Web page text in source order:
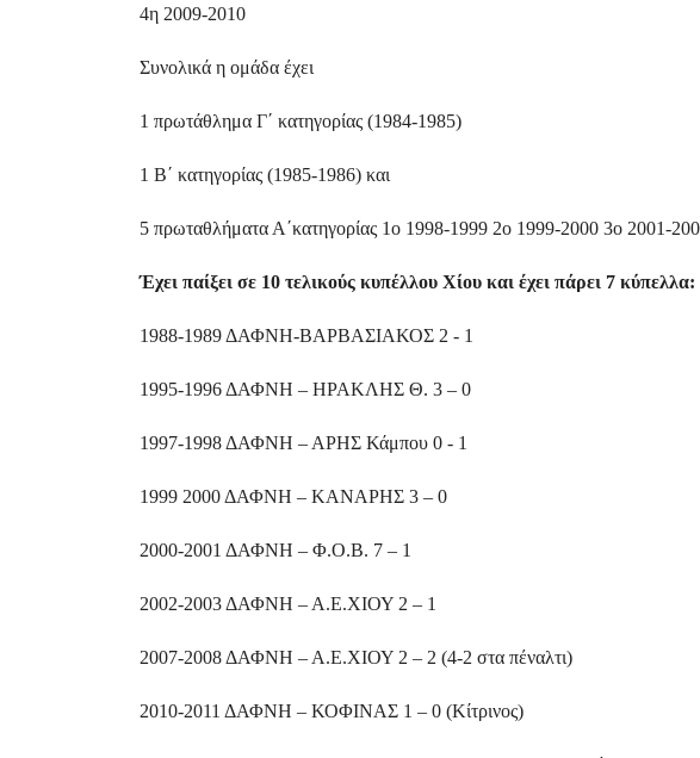
4η 2009-2010
Συνολικά η ομάδα έχει
1 πρωτάθλημα Γ΄ κατηγορίας (1984-1985)
1 Β΄ κατηγορίας (1985-1986) και
5 πρωταθλήματα Α΄κατηγορίας 1ο 1998-1999 2ο 1999-2000 3ο 2001-
Έχει παίξει σε 10 τελικούς κυπέλλου Χίου και έχει πάρει 7 κύπελλα:
1988-1989 ΔΑΦΝΗ-ΒΑΡΒΑΣΙΑΚΟΣ 2 - 1
1995-1996 ΔΑΦΝΗ – ΗΡΑΚΛΗΣ Θ. 3 – 0
1997-1998 ΔΑΦΝΗ – ΑΡΗΣ Κάμπου 0 - 1
1999 2000 ΔΑΦΝΗ – ΚΑΝΑΡΗΣ 3 – 0
2000-2001 ΔΑΦΝΗ – Φ.Ο.Β. 7 – 1
2002-2003 ΔΑΦΝΗ – Α.Ε.ΧΙΟΥ 2 – 1
2007-2008 ΔΑΦΝΗ – Α.Ε.ΧΙΟΥ 2 – 2 (4-2 στα πέναλτι)
2010-2011 ΔΑΦΝΗ – ΚΟΦΙΝΑΣ 1 – 0 (Κίτρινος)